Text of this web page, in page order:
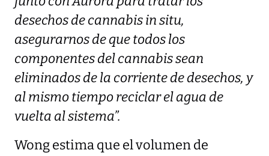
desechos de cannabis in situ,
asegurarnos de que todos los
componentes del cannabis sean
eliminados de la corriente de desechos, y
al mismo tiempo reciclar el agua de
vuelta al sistema”.
Wong estima que el volumen de